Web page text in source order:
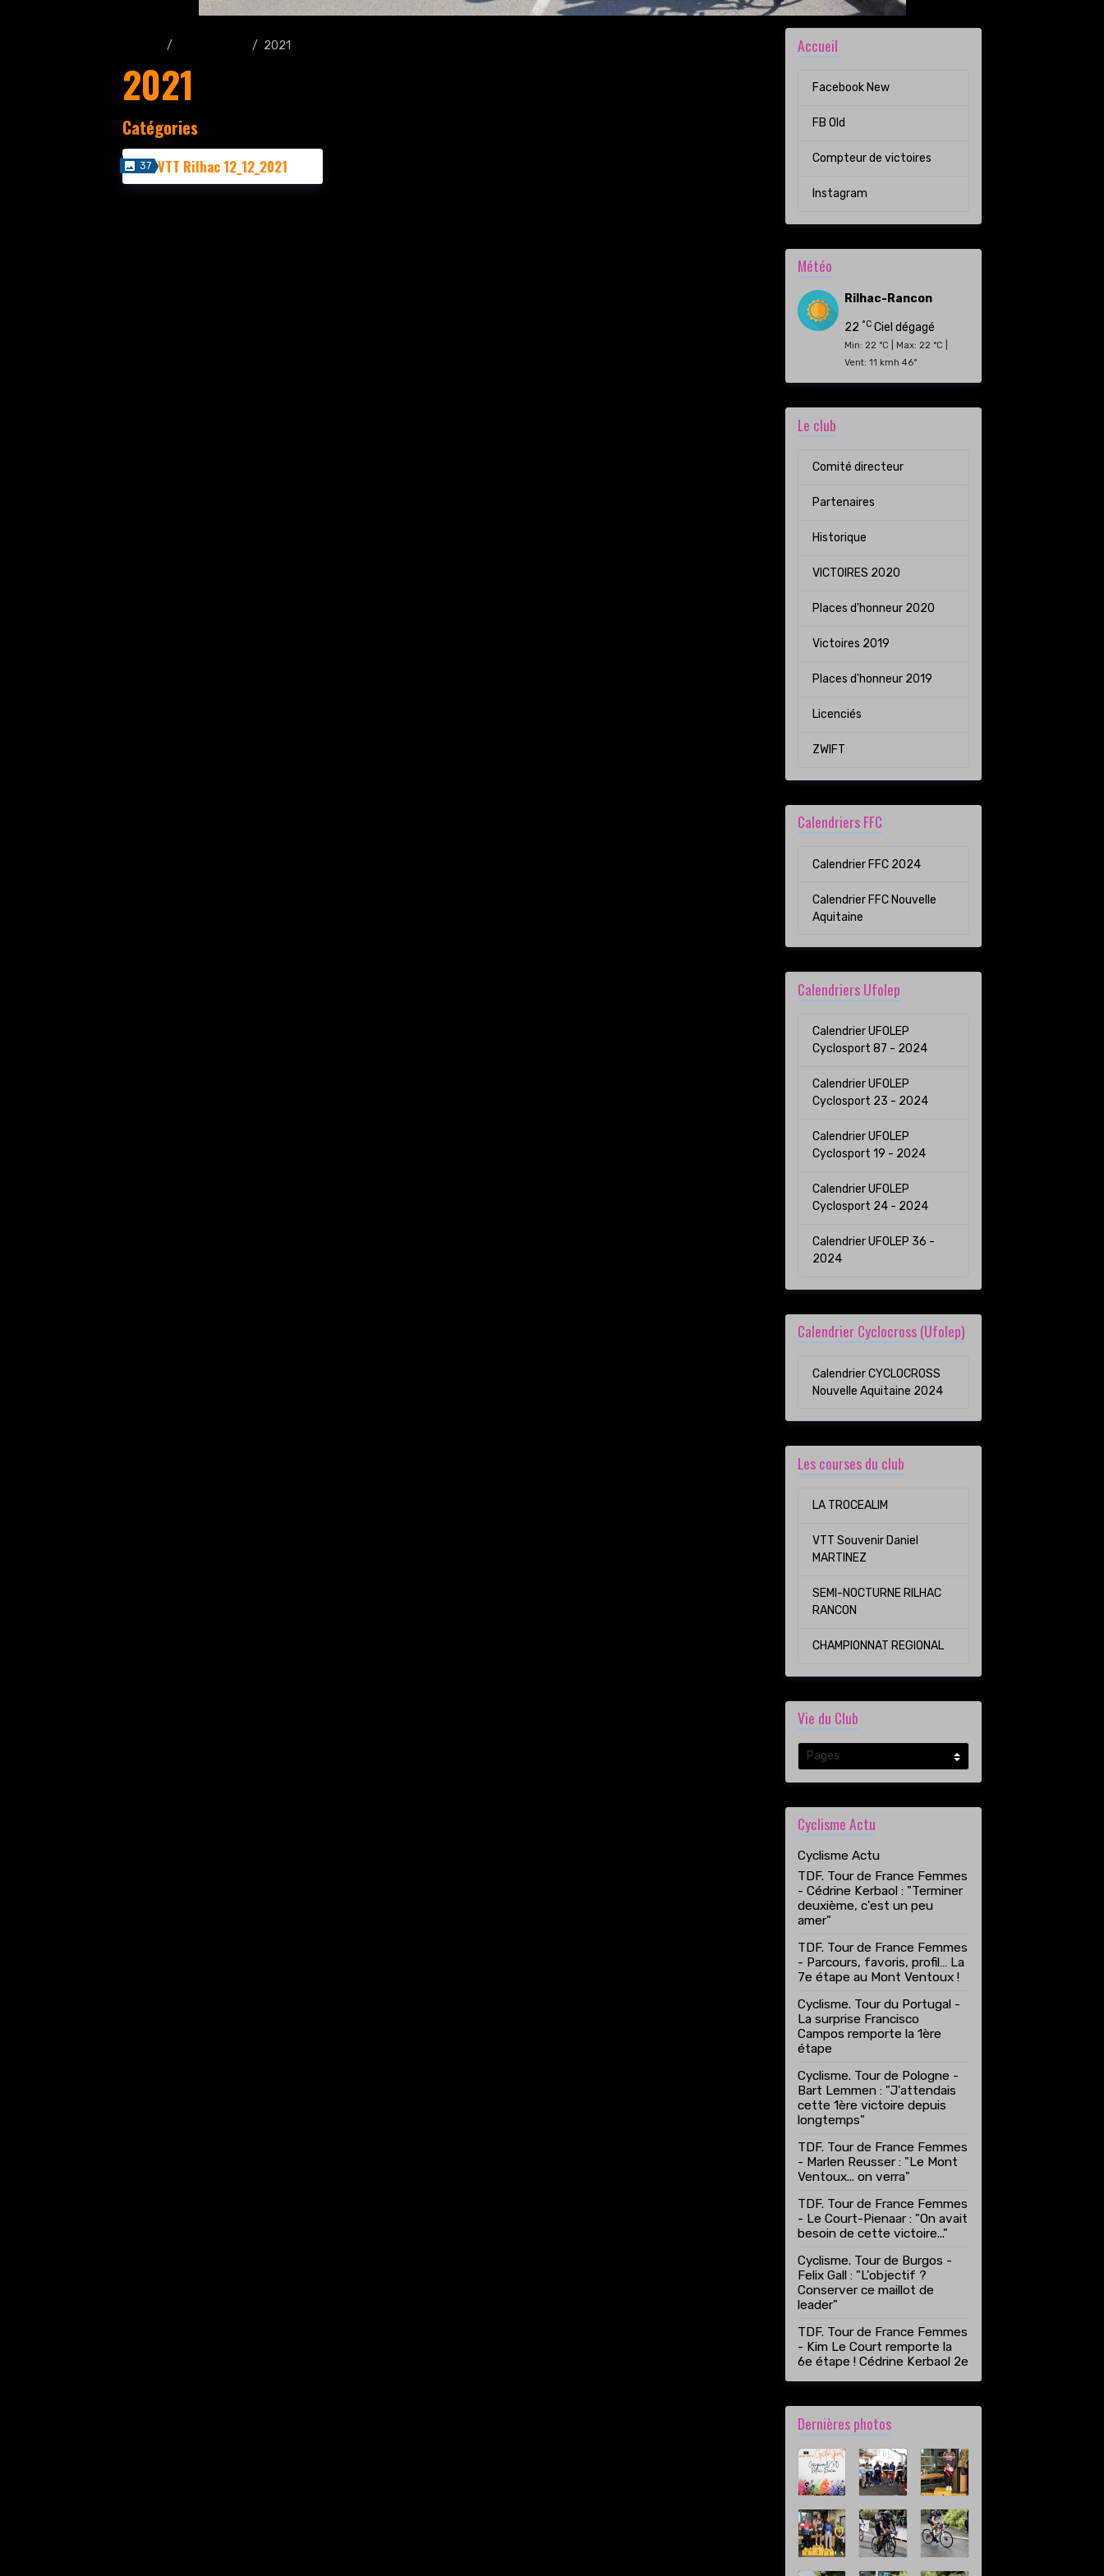
2021
2021
Catégories
37 VTT Rilhac 12_12_2021
Accueil
Facebook New
FB Old
Compteur de victoires
Instagram
Météo
Rilhac-Rancon
22 °CCiel dégagé
Min: 22 °C | Max: 22 °C |
Vent: 11 kmh 46°
Le club
Comité directeur
Partenaires
Historique
VICTOIRES 2020
Places d'honneur 2020
Victoires 2019
Places d'honneur 2019
Licenciés
ZWIFT
Calendriers FFC
Calendrier FFC 2024
Calendrier FFC Nouvelle
Aquitaine
Calendriers Ufolep
Calendrier UFOLEP
Cyclosport 87 - 2024
Calendrier UFOLEP
Cyclosport 23 - 2024
Calendrier UFOLEP
Cyclosport 19 - 2024
Calendrier UFOLEP
Cyclosport 24 - 2024
Calendrier UFOLEP 36 -
2024
Calendrier Cyclocross (Ufolep)
Calendrier CYCLOCROSS
Nouvelle Aquitaine 2024
Les courses du club
LA TROCEALIM
VTT Souvenir Daniel
MARTINEZ
SEMI-NOCTURNE RILHAC
RANCON
CHAMPIONNAT REGIONAL
Vie du Club
Cyclisme Actu
Cyclisme Actu
TDF. Tour de France Femmes
- Cédrine Kerbaol : "Terminer
deuxième, c'est un peu
amer"
TDF. Tour de France Femmes
- Parcours, favoris, profil… La
7e étape au Mont Ventoux !
Cyclisme. Tour du Portugal -
La surprise Francisco
Campos remporte la 1ère
étape
Cyclisme. Tour de Pologne -
Bart Lemmen : "J'attendais
cette 1ère victoire depuis
longtemps"
TDF. Tour de France Femmes
- Marlen Reusser : "Le Mont
Ventoux... on verra"
TDF. Tour de France Femmes
- Le Court-Pienaar : "On avait
besoin de cette victoire..."
Cyclisme. Tour de Burgos -
Felix Gall : "L'objectif ?
Conserver ce maillot de
leader"
TDF. Tour de France Femmes
- Kim Le Court remporte la
6e étape ! Cédrine Kerbaol 2e
Dernières photos